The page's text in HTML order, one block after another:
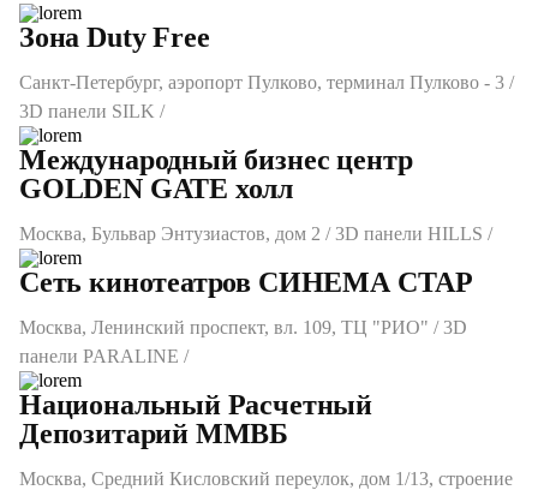
Зона Duty Free
Санкт-Петербург, аэропорт Пулково, терминал Пулково - 3 /
3D панели SILK /
Международный бизнес центр
GOLDEN GATE холл
Москва, Бульвар Энтузиастов, дом 2 / 3D панели HILLS /
Сеть кинотеатров СИНЕМА СТАР
Москва, Ленинский проспект, вл. 109, ТЦ "РИО" / 3D
панели PARALINE /
Национальный Расчетный
Депозитарий ММВБ
Москва, Средний Кисловский переулок, дом 1/13, строение